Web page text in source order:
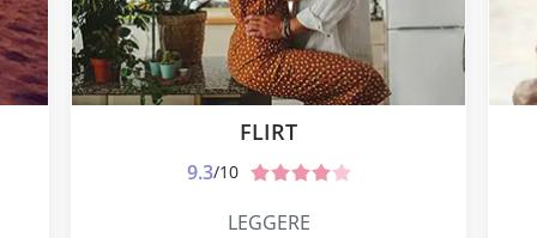
FLIRT
9.3/10
LEGGERE